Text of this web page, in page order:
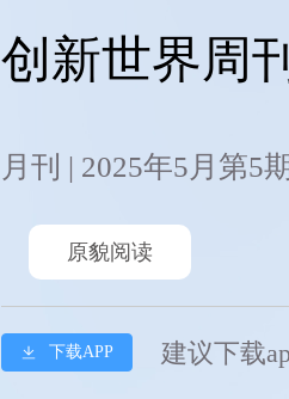
创新世界周刊
月刊 | 2025年5月第5
原貌阅读
下载APP 建议下载